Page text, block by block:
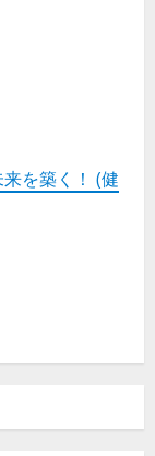
を築く！ (健